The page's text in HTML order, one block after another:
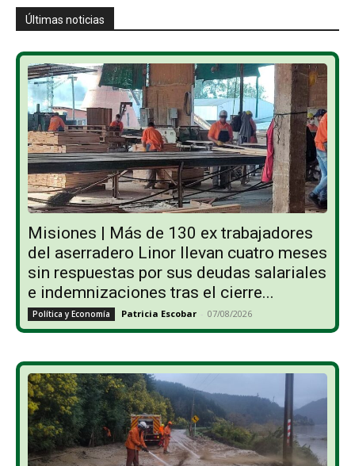
Últimas noticias
Misiones | Más de 130 ex trabajadores
del aserradero Linor llevan cuatro meses
sin respuestas por sus deudas salariales
e indemnizaciones tras el cierre...
Política y Economía Patricia Escobar - 07/08/2026